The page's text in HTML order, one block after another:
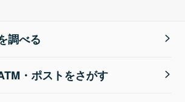
調べる
・ポストをさがす